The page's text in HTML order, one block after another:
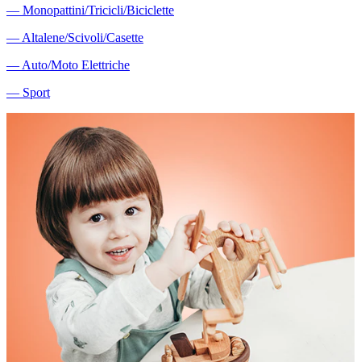
― Monopattini/Tricicli/Biciclette
― Altalene/Scivoli/Casette
― Auto/Moto Elettriche
― Sport